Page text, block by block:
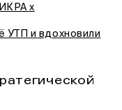
ИКРА х
УТП и вдохновили